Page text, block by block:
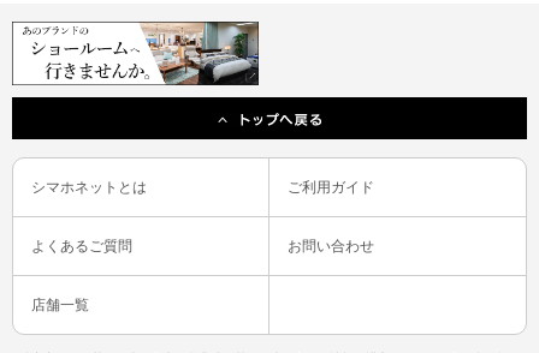
シマホネットとは ご利用ガイド
よくあるご質問 お問い合わせ
店舗一覧